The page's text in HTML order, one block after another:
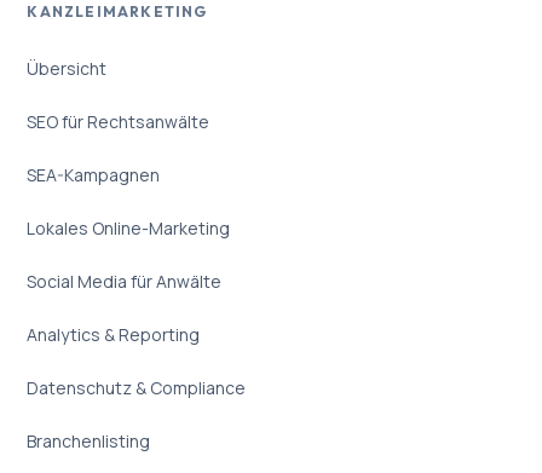
KANZLEIMARKETING
Übersicht
SEO für Rechtsanwälte
SEA-Kampagnen
Lokales Online-Marketing
Social Media für Anwälte
Analytics & Reporting
Datenschutz & Compliance
Branchenlisting